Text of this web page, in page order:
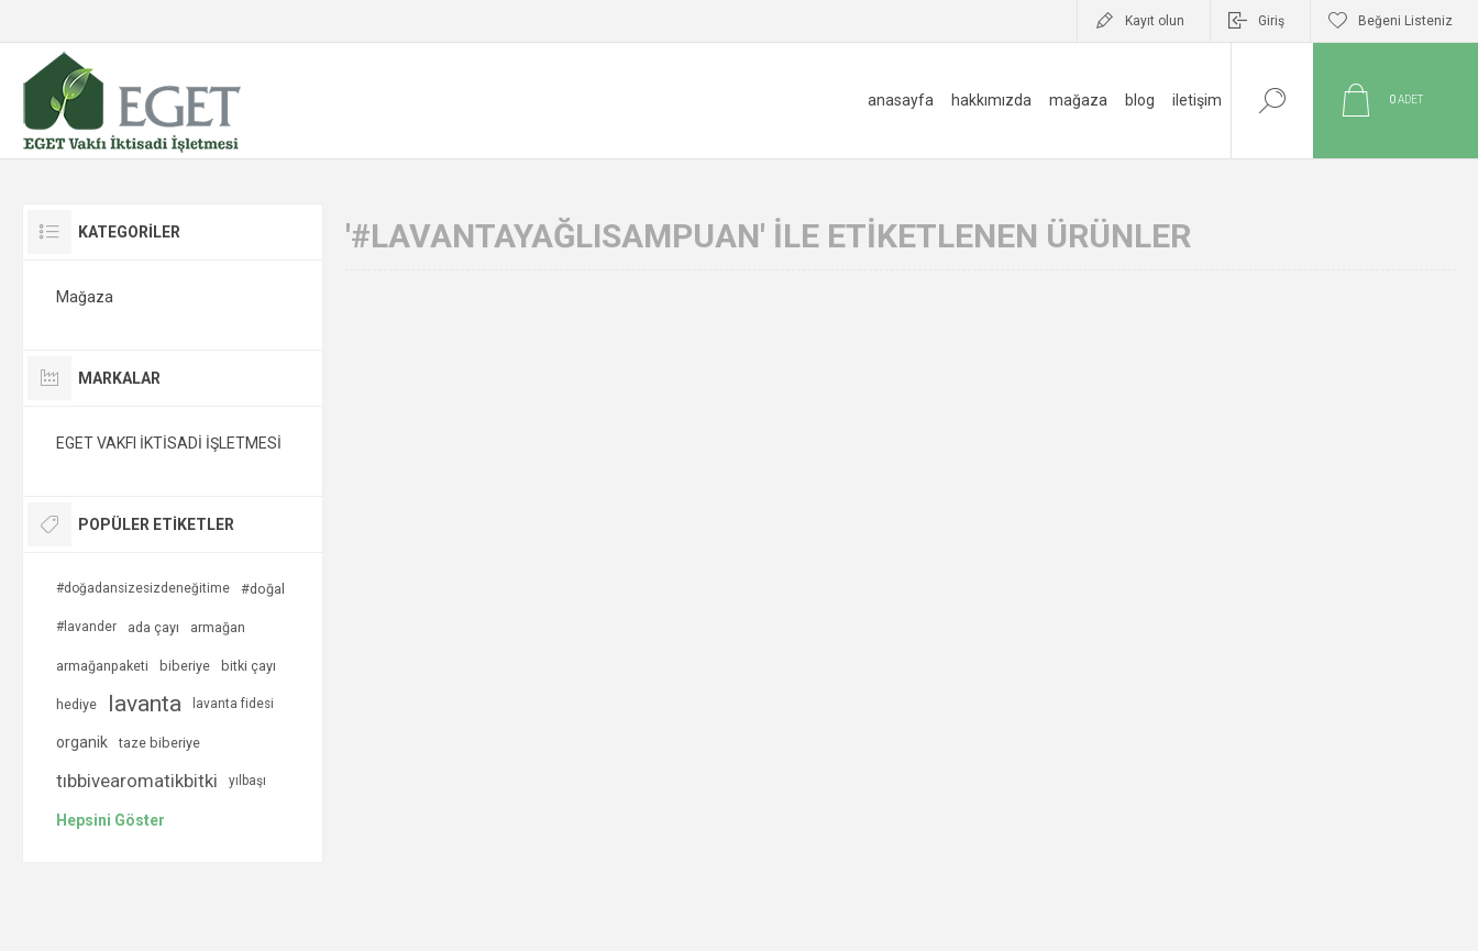
Kayıt olun Giriş Beğeni Listeniz
anasayfa hakkımızda mağaza blog i̇letişim 0ADET
'#LAVANTAYAĞLISAMPUAN' ILE ETIKETLENEN ÜRÜNLER
KATEGORİLER
Mağaza
MARKALAR
EGET VAKFI İKTİSADİ İŞLETMESİ
POPÜLER ETIKETLER
#doğadansizesizdeneğitime #doğal
#lavander ada çayı armağan
armağanpaketi biberiye bitki çayı
hediye lavanta lavanta fidesi
organik taze biberiye
tıbbivearomatikbitki yılbaşı
Hepsini Göster